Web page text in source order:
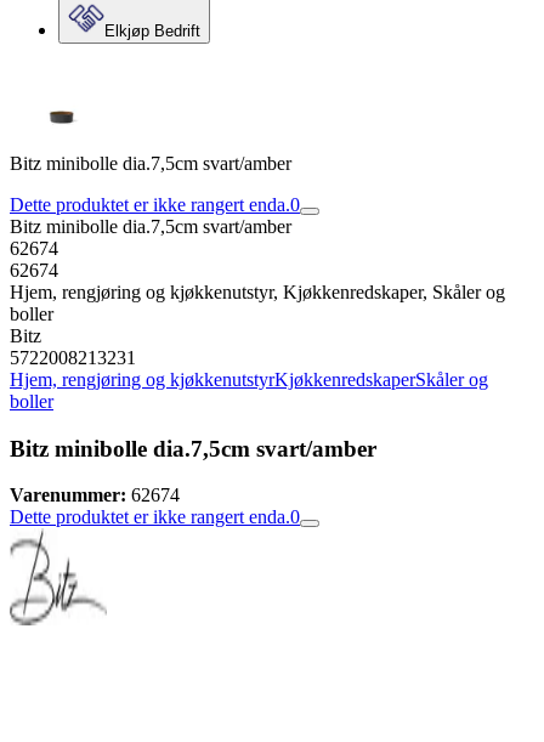
Elkjøp Bedrift
Bitz minibolle dia.7,5cm svart/amber
Dette produktet er ikke rangert enda.0
Bitz minibolle dia.7,5cm svart/amber
62674
62674
Hjem, rengjøring og kjøkkenutstyr, Kjøkkenredskaper, Skåler og
boller
Bitz
5722008213231
Hjem, rengjøring og kjøkkenutstyrKjøkkenredskaperSkåler og
boller
Bitz minibolle dia.7,5cm svart/amber
Varenummer: 62674
Dette produktet er ikke rangert enda.0